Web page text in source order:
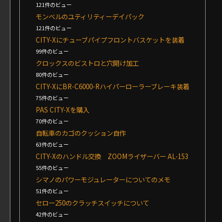
121件のビュー
モンベルのユティリティーデイパック
121件のビュー
CITY-Xにチューブパイプフロントバスケットを装着
99件のビュー
クロックスのビストロと穴開け加工
80件のビュー
CITY-XにBR-C6000-Rハイパーローラーブレーキ装着
75件のビュー
PAS CITY-Xを購入
70件のビュー
自転車のカゴのクッション自作
63件のビュー
CITY-Xのハンドル交換 ZOOMライザーバー AL-153
55件のビュー
シマノのパワーモジュレーターについてのメモ
51件のビュー
セロー250のクラッチスイッチについて
42件のビュー